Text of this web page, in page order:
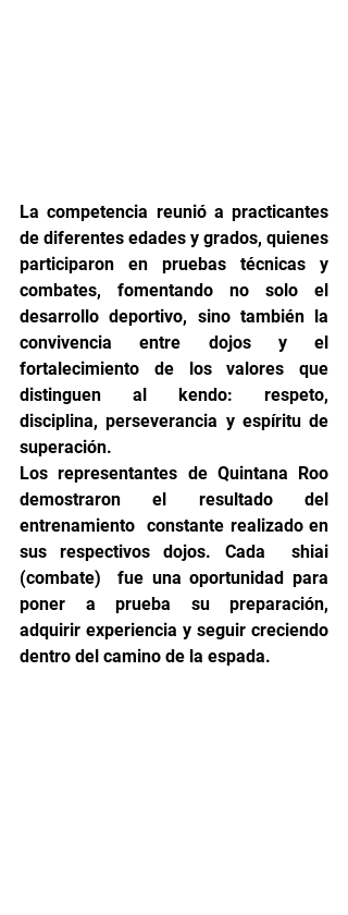
La competencia reunió a practicantes
de diferentes edades y grados, quienes
participaron en pruebas técnicas y
combates, fomentando no solo el
desarrollo deportivo, sino también la
convivencia entre dojos y el
fortalecimiento de los valores que
distinguen al kendo: respeto,
disciplina, perseverancia y espíritu de
superación.
Los representantes de Quintana Roo
demostraron el resultado del
entrenamiento  constante realizado en
sus respectivos dojos. Cada  shiai
(combate)  fue una oportunidad para
poner a prueba su preparación,
adquirir experiencia y seguir creciendo
dentro del camino de la espada.